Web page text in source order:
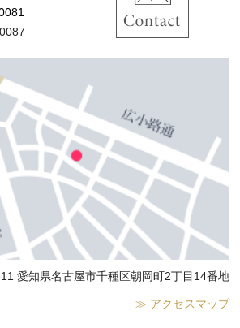
愛知県名古屋市千種区朝岡町2丁目14番地
≫ アクセスマップ